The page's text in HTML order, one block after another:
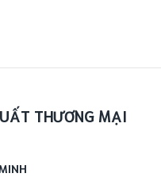
THƯƠNG MẠI